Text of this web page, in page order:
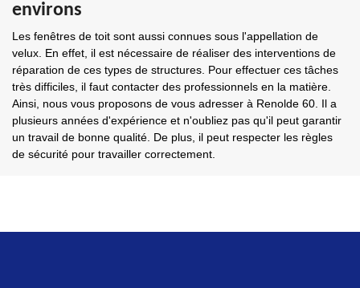
environs
Les fenêtres de toit sont aussi connues sous l'appellation de
velux. En effet, il est nécessaire de réaliser des interventions de
réparation de ces types de structures. Pour effectuer ces tâches
très difficiles, il faut contacter des professionnels en la matière.
Ainsi, nous vous proposons de vous adresser à Renolde 60. Il a
plusieurs années d'expérience et n'oubliez pas qu'il peut garantir
un travail de bonne qualité. De plus, il peut respecter les règles
de sécurité pour travailler correctement.